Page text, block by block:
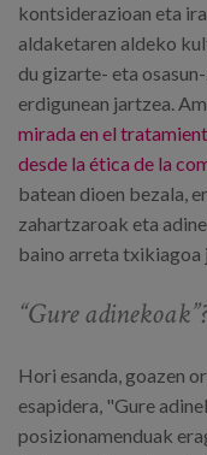
kontsiderazioan eta
aldaketaren aldeko
du gizarte- eta
erdigunean jartzea.
mirada en el
desde la ética de la
batean dioen bezala,
zahartzaroak eta
baino arreta txikiagoa
“Gure adinekoak”?
Hori esanda, goazen
esapidera, "Gure
posizionamenduak